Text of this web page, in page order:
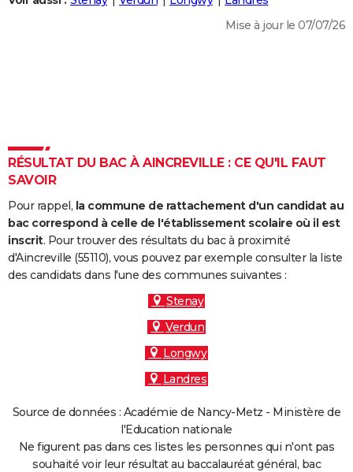
DICTIONNAIRE
Dictionnaire
Biographies
Citations
Expressions
Proverbes
PROGRAMME TV
COPAINS D'AVANT
S'inscrire
Se connecter
Lycées
Collèges
Primaires
Universités
Entreprises
Service militaire
Avis de recherche
AVIS DE DÉCÈS
FORUM
Mise à jour le 07/07/26
RÉSULTAT DU BAC À AINCREVILLE : CE QU'IL FAUT
SAVOIR
Pour rappel, la commune de rattachement d'un candidat au
bac correspond à celle de l'établissement scolaire où il est
inscrit. Pour trouver des résultats du bac à proximité
d'Aincreville (55110), vous pouvez par exemple consulter la liste
des candidats dans l'une des communes suivantes :
Stenay
Verdun
Longwy
Landres
Source de données : Académie de Nancy-Metz - Ministère de
l'Education nationale
Ne figurent pas dans ces listes les personnes qui n'ont pas
souhaité voir leur résultat au baccalauréat général, bac